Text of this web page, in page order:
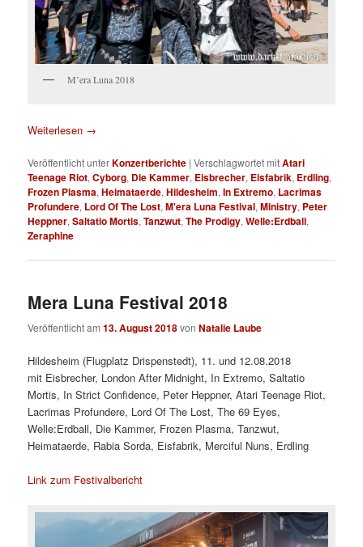
M’era Luna 2018
Weiterlesen →
Veröffentlicht unterKonzertberichte |Verschlagwortet mitAtari
Teenage Riot,Cyborg, Die Kammer, Eisbrecher, Eisfabrik, Erdling,
Frozen Plasma,Heimataerde,Hildesheim,In Extremo, Lacrimas
Profundere, Lord Of The Lost,M'era Luna Festival,Ministry, Peter
Heppner,Saltatio Mortis,Tanzwut,The Prodigy,Welle:Erdball,
Zeraphine
Mera Luna Festival 2018
Veröffentlicht am13. August 2018vonNatalie Laube
Hildesheim (Flugplatz Drispenstedt), 11. und 12.08.2018
mit Eisbrecher, London After Midnight, In Extremo, Saltatio
Mortis, In Strict Confidence, Peter Heppner, Atari Teenage Riot,
Lacrimas Profundere, Lord Of The Lost, The 69 Eyes,
Welle:Erdball, Die Kammer, Frozen Plasma, Tanzwut,
Heimataerde, Rabia Sorda, Eisfabrik, Merciful Nuns, Erdling
Link zum Festivalbericht